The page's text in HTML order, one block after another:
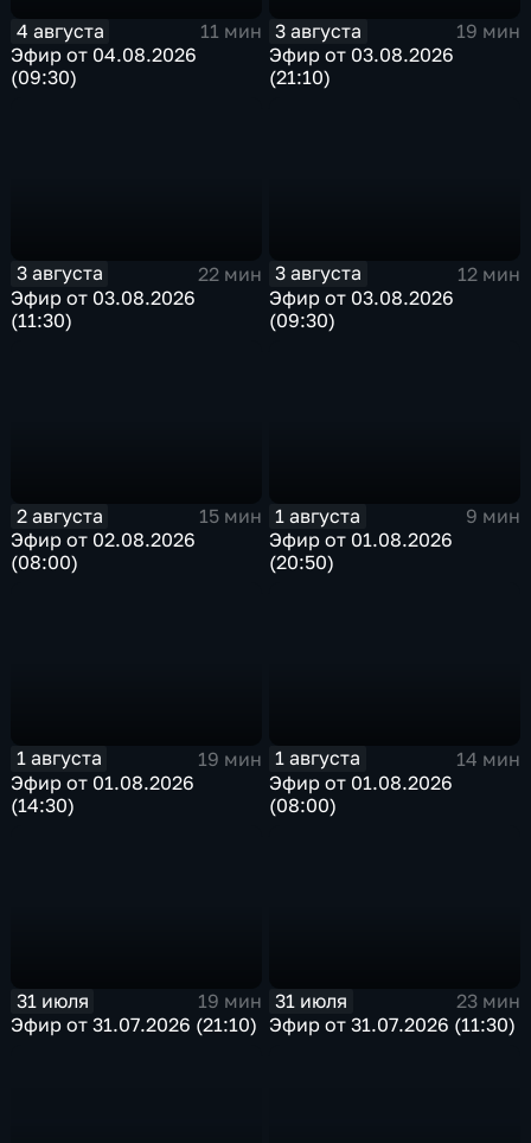
4 августа
11 мин
Эфир от 04.08.2026
(09:30)
3 августа
19 мин
Эфир от 03.08.2026
(21:10)
3 августа
22 мин
Эфир от 03.08.2026
(11:30)
3 августа
12 мин
Эфир от 03.08.2026
(09:30)
2 августа
15 мин
Эфир от 02.08.2026
(08:00)
1 августа
9 мин
Эфир от 01.08.2026
(20:50)
1 августа
19 мин
Эфир от 01.08.2026
(14:30)
1 августа
14 мин
Эфир от 01.08.2026
(08:00)
31 июля
19 мин
Эфир от 31.07.2026 (21:10)
31 июля
23 мин
Эфир от 31.07.2026 (11:30)